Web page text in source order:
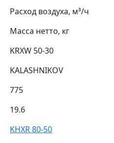
Расход воздуха, м³/ч
Масса нетто, кг
KRXW 50-30
KALASHNIKOV
775
19.6
KHXR 80-50